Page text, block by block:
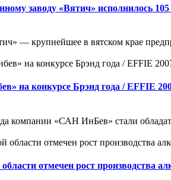
заводу «Вятич» исполнилось 105
— крупнейшее в вятском крае
на конкурсе Брэнд года / EFFIE
компании «САН ИнБев» стали
отмечен рост производства